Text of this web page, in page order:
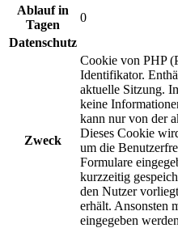
Ablauf in
Tagen
0
Datenschutz
Zweck
Cookie von PHP
Identifikator.
aktuelle Sitzung.
keine
kann nur von der
Dieses Cookie
um die
Formulare
kurzzeitig
den Nutzer
erhält. Ansonsten
eingegeben